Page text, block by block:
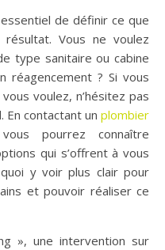
de définir ce que
Vous ne voulez
type sanitaire ou cabine
réagencement ? Si vous
voulez, n’hésitez pas
En contactant un plombier
pourrez connaître
qui s’offrent à vous
y voir plus clair pour
et pouvoir réaliser ce
», une intervention sur